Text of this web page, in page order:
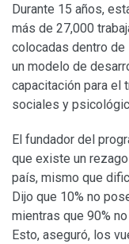
Durante 15 años,
más de 27,000
colocadas dentro
un modelo de
capacitación para el
sociales y
El fundador del
que existe un
país, mismo que
Dijo que 10% no
mientras que 90%
Esto, aseguró, los